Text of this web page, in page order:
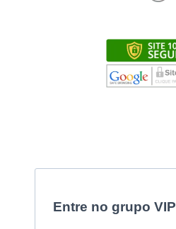
Entre no grupo VIP